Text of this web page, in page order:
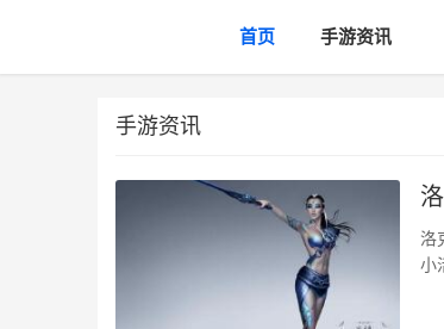
首页 手游资讯
手游资讯
洛
小